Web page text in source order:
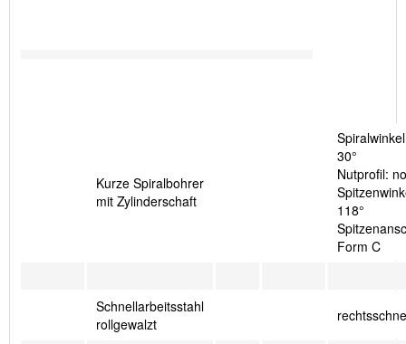
Kurze Spiralbohrer
mit Zylinderschaft
30°
Nutprofil:
118°
Form C
Schnellarbeitsstahl
rollgewalzt